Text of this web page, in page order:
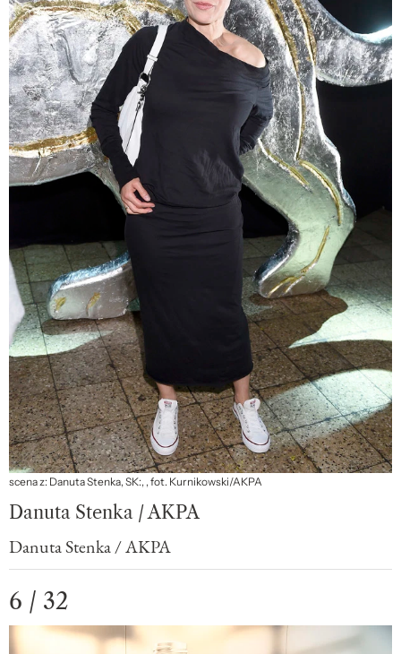
scena z: Danuta Stenka, SK:, , fot. Kurnikowski/AKPA
Danuta Stenka / AKPA
Danuta Stenka / AKPA
6 / 32